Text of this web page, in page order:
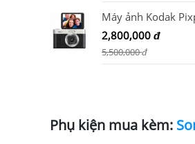
Máy ảnh Kodak
2,800,000 đ
5,500,000đ
Phụ kiện mua kèm: